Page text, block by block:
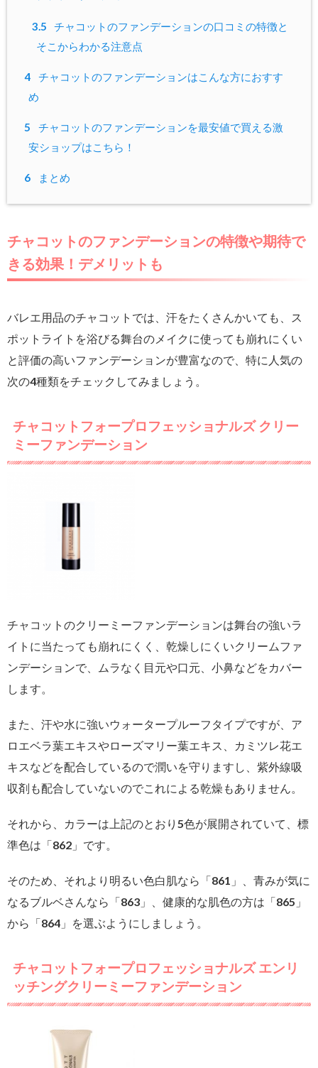
3.5
チャコットのファンデーションの口コミの特徴と
そこからわかる注意点
4
チャコットのファンデーションはこんな方におすす
め
5
チャコットのファンデーションを最安値で買える激
安ショップはこちら！
6 まとめ
チャコットのファンデーションの特徴や期待で
きる効果！デメリットも
バレエ用品のチャコットでは、汗をたくさんかいても、ス
ポットライトを浴びる舞台のメイクに使っても崩れにくい
と評価の高いファンデーションが豊富なので、特に人気の
次の4種類をチェックしてみましょう。
チャコットフォープロフェッショナルズ クリー
ミーファンデーション
チャコットのクリーミーファンデーションは舞台の強いラ
イトに当たっても崩れにくく、乾燥しにくいクリームファ
ンデーションで、ムラなく目元や口元、小鼻などをカバー
します。
また、汗や水に強いウォータープルーフタイプですが、ア
ロエベラ葉エキスやローズマリー葉エキス、カミツレ花エ
キスなどを配合しているので潤いを守りますし、紫外線吸
収剤も配合していないのでこれによる乾燥もありません。
それから、カラーは上記のとおり5色が展開されていて、標
準色は「862」です。
そのため、それより明るい色白肌なら「861」、青みが気に
なるブルベさんなら「863」、健康的な肌色の方は「865」
から「864」を選ぶようにしましょう。
チャコットフォープロフェッショナルズ エンリ
ッチングクリーミーファンデーション